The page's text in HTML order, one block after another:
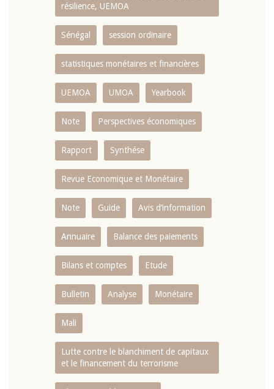
résilience, UEMOA
Sénégal session ordinaire
statistiques monétaires et financières
UEMOA UMOA Yearbook
Note Perspectives économiques
Rapport Synthése
Revue Economique et Monétaire
Note Guide Avis d’information
Annuaire Balance des paiements
Bilans et comptes Etude
Bulletin Analyse Monétaire
Mali
Lutte contre le blanchiment de capitaux
et le financement du terrorisme